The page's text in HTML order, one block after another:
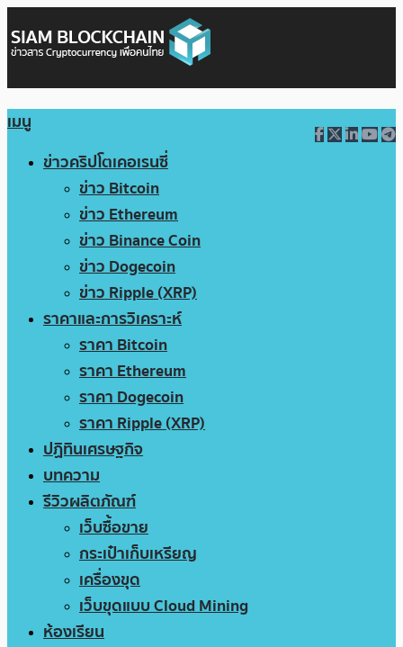
เมนู
ข่าวคริปโตเคอเรนซี่
ข่าว Bitcoin
ข่าว Ethereum
ข่าว Binance Coin
ข่าว Dogecoin
ข่าว Ripple (XRP)
ราคาและการวิเคราะห์
ราคา Bitcoin
ราคา Ethereum
ราคา Dogecoin
ราคา Ripple (XRP)
ปฏิทินเศรษฐกิจ
บทความ
รีวิวผลิตภัณฑ์
เว็บซื้อขาย
กระเป๋าเก็บเหรียญ
เครื่องขุด
เว็บขุดแบบ Cloud Mining
ห้องเรียน